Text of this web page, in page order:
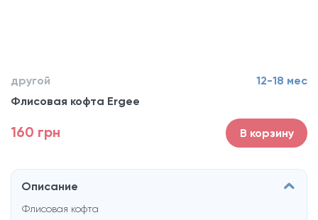
другой
12-18 мес
Флисовая кофта Ergee
160 грн В корзину
Описание
Флисовая кофта